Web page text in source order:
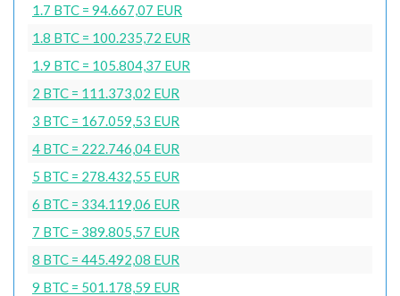
1.7 BTC = 94.667,07 EUR
1.8 BTC = 100.235,72 EUR
1.9 BTC = 105.804,37 EUR
2 BTC = 111.373,02 EUR
3 BTC = 167.059,53 EUR
4 BTC = 222.746,04 EUR
5 BTC = 278.432,55 EUR
6 BTC = 334.119,06 EUR
7 BTC = 389.805,57 EUR
8 BTC = 445.492,08 EUR
9 BTC = 501.178,59 EUR